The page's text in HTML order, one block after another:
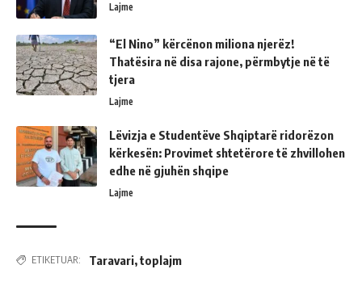
Lajme
“El Nino” kërcënon miliona njerëz!
Thatësira në disa rajone, përmbytje në të
tjera
Lajme
Lëvizja e Studentëve Shqiptarë ridorëzon
kërkesën: Provimet shtetërore të zhvillohen
edhe në gjuhën shqipe
Lajme
ETIKETUAR: Taravari,toplajm